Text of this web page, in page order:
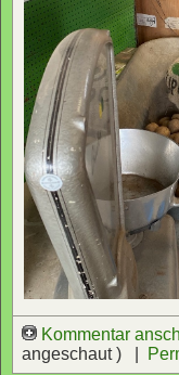
Kommentar
angeschaut ) |